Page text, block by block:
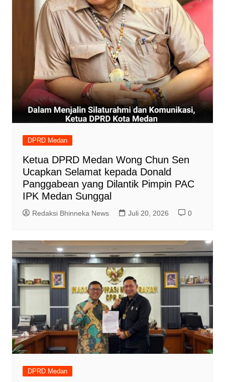
DPRD Medan
Ketua DPRD Medan Wong Chun Sen
Ucapkan Selamat kepada Donald
Panggabean yang Dilantik Pimpin PAC
IPK Medan Sunggal
Redaksi Bhinneka News Juli 20, 2026 0
DPRD Medan